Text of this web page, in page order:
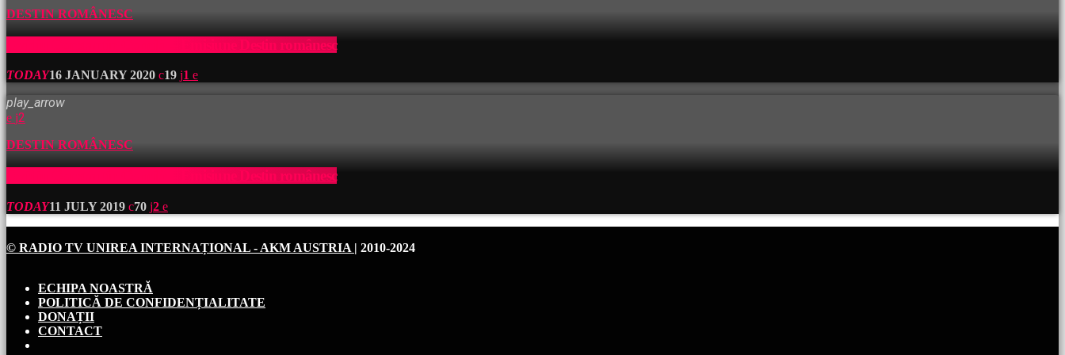
DESTIN ROMÂNESC
Ovidiu Constantin Cornilă – Emisiune Destin românesc
TODAY16 JANUARY 2020 19 1
play_arrow
2
DESTIN ROMÂNESC
Ovidiu Constantin Cornilă – Emisiune Destin românesc
TODAY11 JULY 2019 70 2
© RADIO TV UNIREA INTERNAȚIONAL - AKM AUSTRIA | 2010-2024
ECHIPA NOASTRĂ
POLITICĂ DE CONFIDENȚIALITATE
DONAȚII
CONTACT